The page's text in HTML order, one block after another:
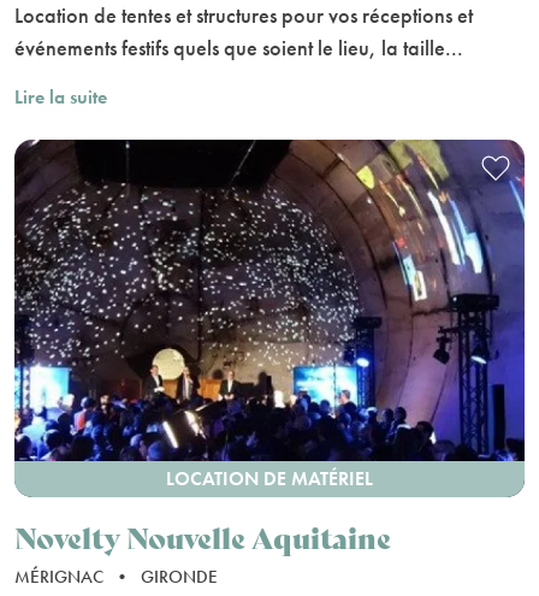
Location de tentes et structures pour vos réceptions et
événements festifs quels que soient le lieu, la taille...
Lire la suite
LOCATION DE MATÉRIEL
Novelty Nouvelle Aquitaine
MÉRIGNAC • GIRONDE